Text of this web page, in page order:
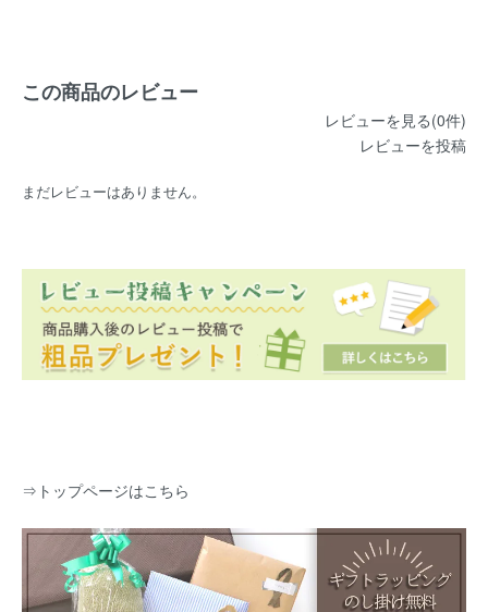
この商品のレビュー
レビューを見る(0件)
レビューを投稿
まだレビューはありません。
⇒ トップページはこちら